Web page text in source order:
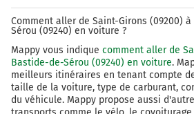
Comment aller de Saint-Girons (09200)
Sérou (09240) en voiture ?
Mappy vous indique comment aller de
Bastide-de-Sérou (09240) en voiture.
meilleurs itinéraires en tenant compte
taille de la voiture, type de carburant,
du véhicule. Mappy propose aussi